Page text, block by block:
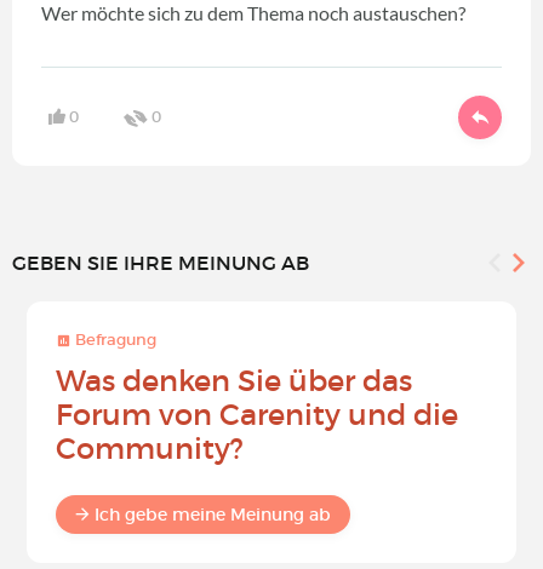
Wer möchte sich zu dem Thema noch austauschen?
0 0
GEBEN SIE IHRE MEINUNG AB
Befragung
Was denken Sie über das
Forum von Carenity und die
Community?
Ich gebe meine Meinung ab